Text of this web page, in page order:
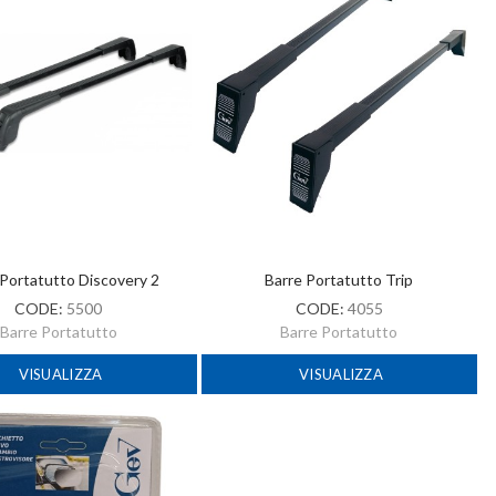
Discovery 2
CODE: 5500
Barre Portatutto
VISUALIZZA
Barre Portatutto Trip
CODE: 4055
Barre Portatutto
VISUALIZZA